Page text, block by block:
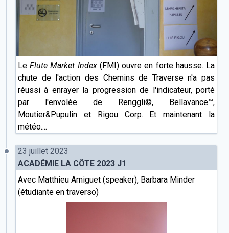
LeFlute Market Index(FMI) ouvre en forte hausse. La
chute de l'action des Chemins de Traverse n'a pas
réussi à enrayer la progression de l'indicateur, porté
par l'envolée de Renggli©, Bellavance™,
Moutier&Pupulin et Rigou Corp. Et maintenant la
météo....
23 juillet 2023
ACADÉMIE LA CÔTE 2023 J1
Avec Matthieu Amiguet (speaker), Barbara Minder
(étudiante en traverso)